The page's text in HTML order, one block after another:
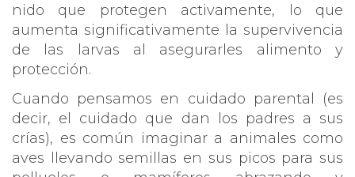
nido que protegen activamente, lo que
aumenta significativamente la supervivencia
de las larvas al asegurarles alimento y
protección.
Cuando pensamos en cuidado parental (es
decir, el cuidado que dan los padres a sus
crías), es común imaginar a animales como
aves llevando semillas en sus picos para sus